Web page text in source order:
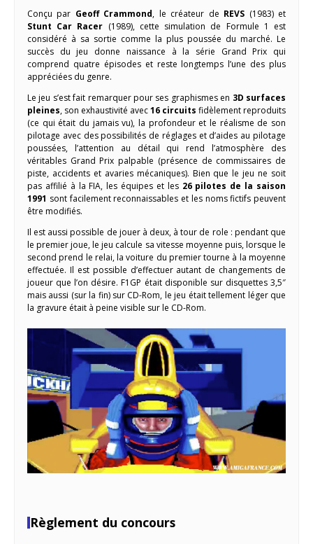
Conçu par Geoff Crammond, le créateur de REVS (1983) et
Stunt Car Racer (1989), cette simulation de Formule 1 est
considéré à sa sortie comme la plus poussée du marché. Le
succès du jeu donne naissance à la série Grand Prix qui
comprend quatre épisodes et reste longtemps l’une des plus
appréciées du genre.
Le jeu s’est fait remarquer pour ses graphismes en 3D surfaces
pleines, son exhaustivité avec16 circuits fidèlement reproduits
(ce qui était du jamais vu), la profondeur et le réalisme de son
pilotage avec des possibilités de réglages et d’aides au pilotage
poussées, l’attention au détail qui rend l’atmosphère des
véritables Grand Prix palpable (présence de commissaires de
piste, accidents et avaries mécaniques). Bien que le jeu ne soit
pas affilié à la FIA, les équipes et les 26 pilotes de la saison
1991 sont facilement reconnaissables et les noms fictifs peuvent
être modifiés.
Il est aussi possible de jouer à deux, à tour de role : pendant que
le premier joue, le jeu calcule sa vitesse moyenne puis, lorsque le
second prend le relai, la voiture du premier tourne à la moyenne
effectuée. Il est possible d’effectuer autant de changements de
joueur que l’on désire. F1GP était disponible sur disquettes 3,5″
mais aussi (sur la fin) sur CD-Rom, le jeu était tellement léger que
la gravure était à peine visible sur le CD-Rom.
Règlement du concours